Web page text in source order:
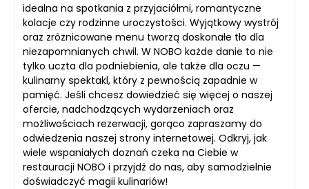
idealna na spotkania z przyjaciółmi, romantyczne
kolacje czy rodzinne uroczystości. Wyjątkowy wystrój
oraz zróżnicowane menu tworzą doskonałe tło dla
niezapomnianych chwil. W NOBO każde danie to nie
tylko uczta dla podniebienia, ale także dla oczu —
kulinarny spektakl, który z pewnością zapadnie w
pamięć. Jeśli chcesz dowiedzieć się więcej o naszej
ofercie, nadchodzących wydarzeniach oraz
możliwościach rezerwacji, gorąco zapraszamy do
odwiedzenia naszej strony internetowej. Odkryj, jak
wiele wspaniałych doznań czeka na Ciebie w
restauracji NOBO i przyjdź do nas, aby samodzielnie
doświadczyć magii kulinariów!